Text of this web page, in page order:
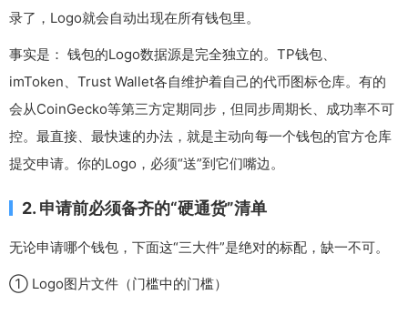
录了，Logo就会自动出现在所有钱包里。
事实是： 钱包的Logo数据源是完全独立的。TP钱包、
imToken、Trust Wallet各自维护着自己的代币图标仓库。有的
会从CoinGecko等第三方定期同步，但同步周期长、成功率不可
控。最直接、最快速的办法，就是主动向每一个钱包的官方仓库
提交申请。你的Logo，必须“送”到它们嘴边。
2. 申请前必须备齐的“硬通货”清单
无论申请哪个钱包，下面这“三大件”是绝对的标配，缺一不可。
① Logo图片文件（门槛中的门槛）